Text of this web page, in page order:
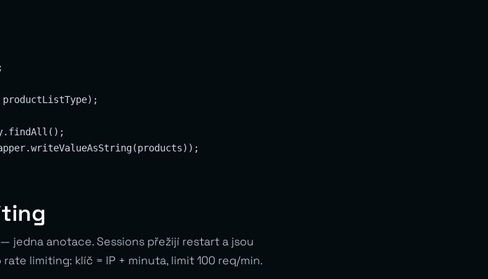
jedna anotace. Sessions přežijí restart a jsou
rate limiting: klíč = IP + minuta, limit 100 req/min.